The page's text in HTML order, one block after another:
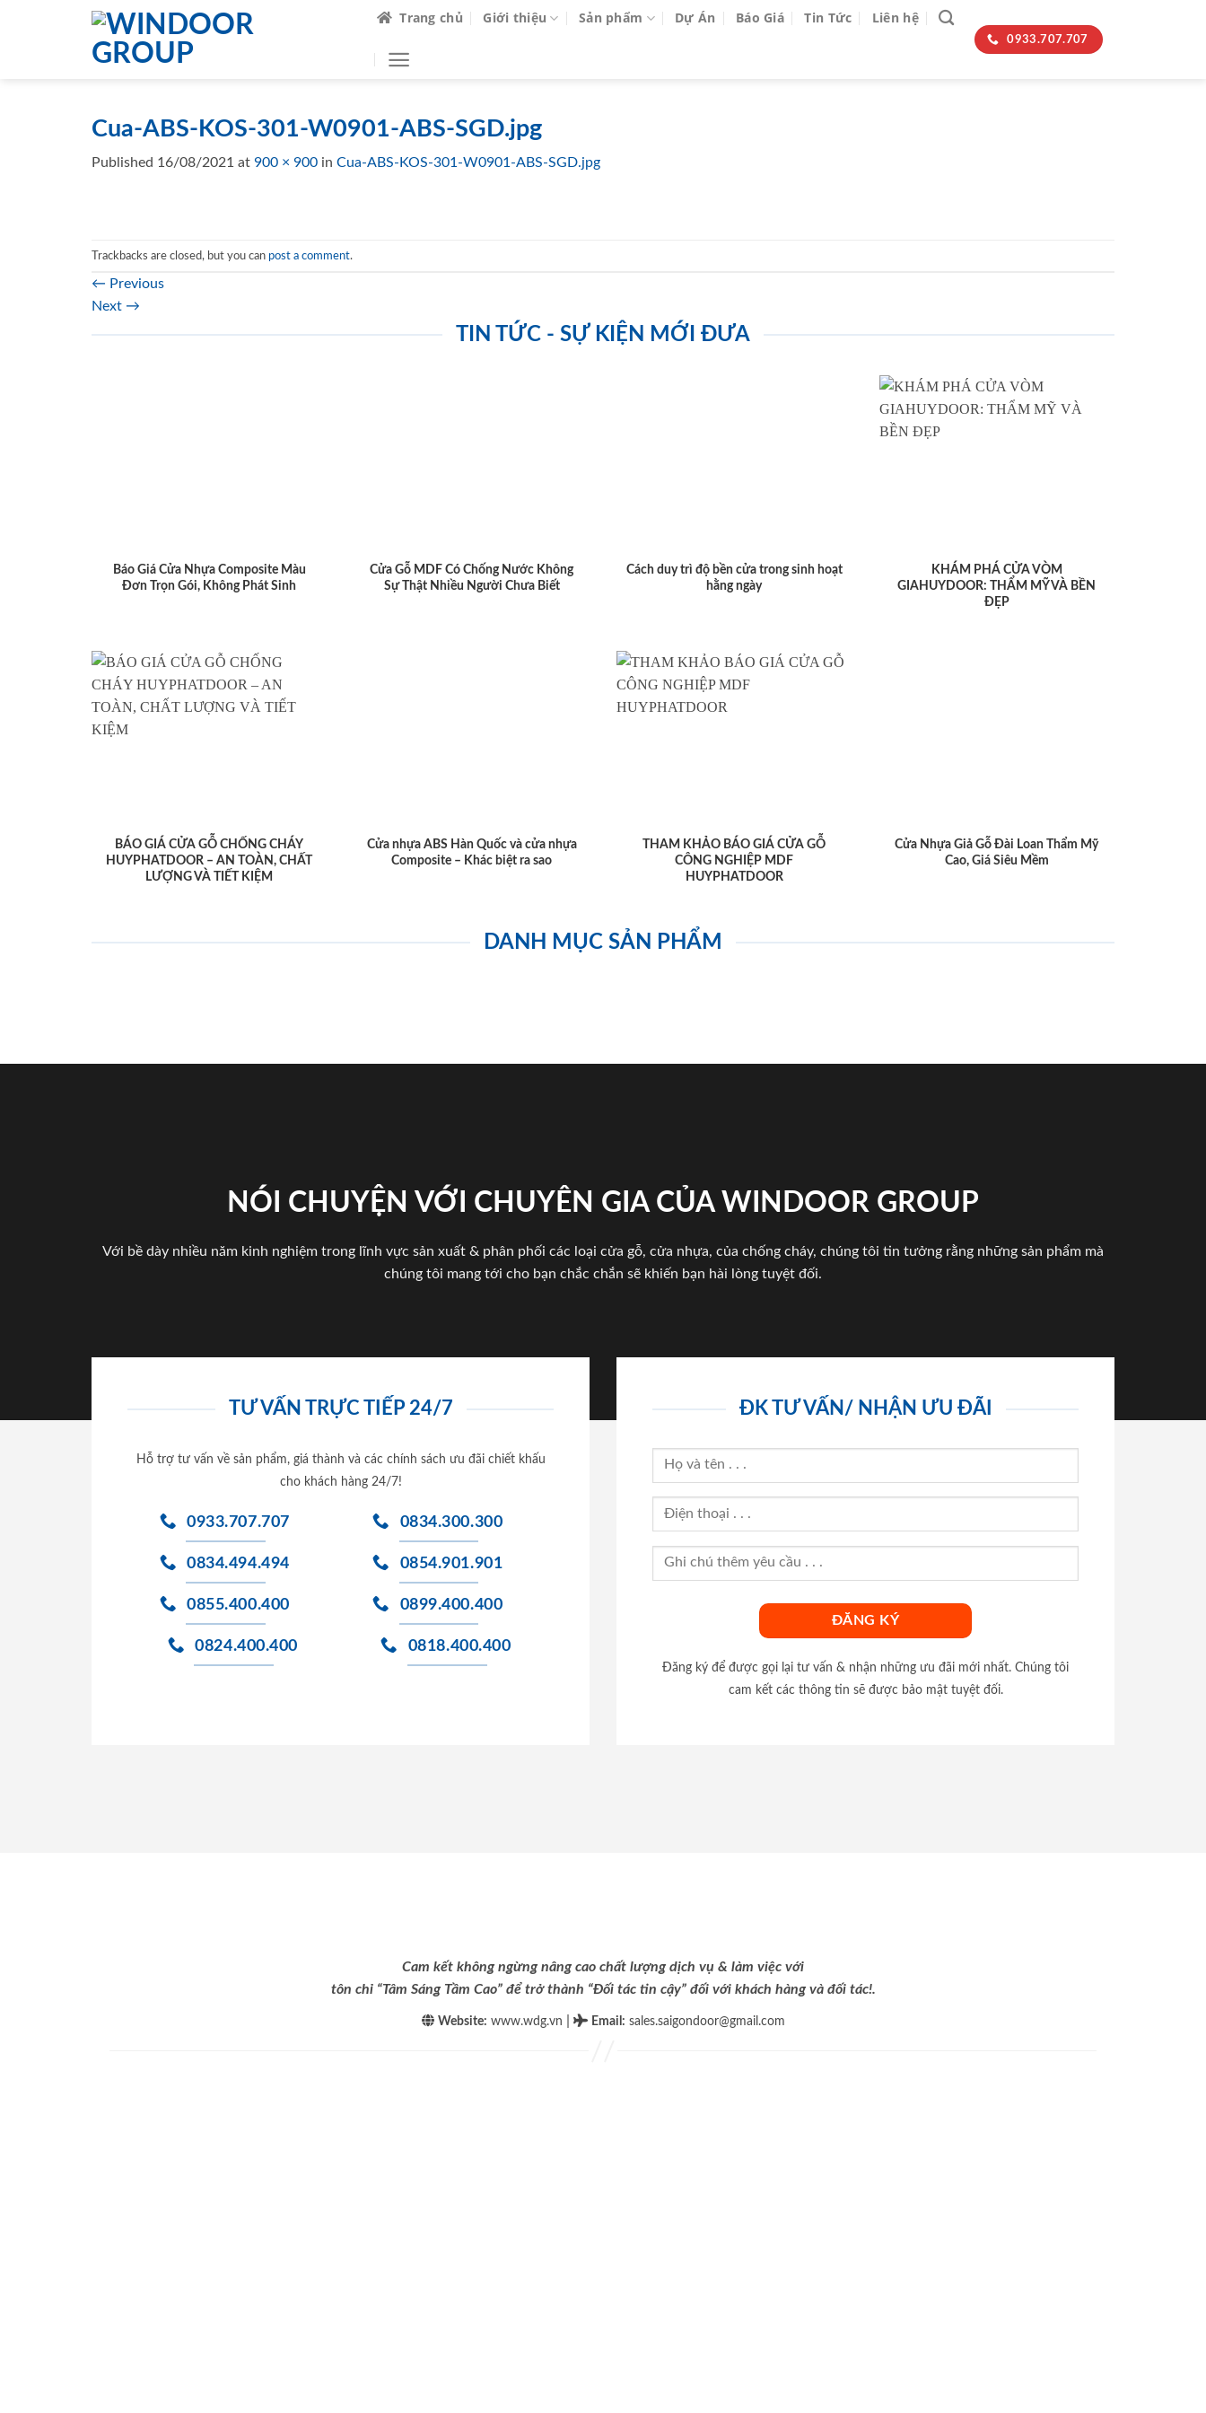
Trang chủ Giới thiệu Sản phẩm Dự Án Báo Giá Tin Tức Liên hệ
0933.707.707
Cua-ABS-KOS-301-W0901-ABS-SGD.jpg
Published 16/08/2021 at 900 × 900 in Cua-ABS-KOS-301-W0901-ABS-SGD.jpg
Trackbacks are closed, but you can post a comment.
← Previous
Next →
TIN TỨC - SỰ KIỆN MỚI ĐƯA
Báo Giá Cửa Nhựa Composite Màu
Đơn Trọn Gói, Không Phát Sinh
Cửa Gỗ MDF Có Chống Nước Không
Sự Thật Nhiều Người Chưa Biết
Cách duy trì độ bền cửa trong sinh hoạt
hằng ngày
KHÁM PHÁ CỬA VÒM
GIAHUYDOOR: THẨM MỸ VÀ BỀN
ĐẸP
BÁO GIÁ CỬA GỖ CHỐNG CHÁY
HUYPHATDOOR – AN TOÀN, CHẤT
LƯỢNG VÀ TIẾT KIỆM
Cửa nhựa ABS Hàn Quốc và cửa nhựa
Composite – Khác biệt ra sao
THAM KHẢO BÁO GIÁ CỬA GỖ
CÔNG NGHIỆP MDF
HUYPHATDOOR
Cửa Nhựa Giả Gỗ Đài Loan Thẩm Mỹ
Cao, Giá Siêu Mềm
DANH MỤC SẢN PHẨM
NÓI CHUYỆN VỚI CHUYÊN GIA CỦA WINDOOR GROUP
Với bề dày nhiều năm kinh nghiệm trong lĩnh vực sản xuất & phân phối các loại cửa gỗ, cửa nhựa, của chống cháy, chúng tôi tin tưởng rằng những sản phẩm mà
chúng tôi mang tới cho bạn chắc chắn sẽ khiến bạn hài lòng tuyệt đối.
TƯ VẤN TRỰC TIẾP 24/7
Hỗ trợ tư vấn về sản phẩm, giá thành và các chính sách ưu đãi chiết khấu
cho khách hàng 24/7!
0933.707.707
0834.494.494
0855.400.400
0824.400.400
0834.300.300
0854.901.901
0899.400.400
0818.400.400
ĐK TƯ VẤN/ NHẬN ƯU ĐÃI
Đăng ký để được gọi lại tư vấn & nhận những ưu đãi mới nhất. Chúng tôi
cam kết các thông tin sẽ được bảo mật tuyệt đối.
Cam kết không ngừng nâng cao chất lượng dịch vụ & làm việc với
tôn chỉ “Tâm Sáng Tầm Cao” để trở thành “Đối tác tin cậy” đối với khách hàng và đối tác!.
Website: www.wdg.vn Email : sales.saigondoor@gmail.com